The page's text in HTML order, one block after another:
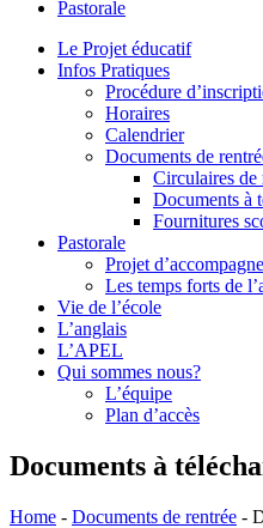
le
Pastorale
Le Projet éducatif
Infos Pratiques
Procédure
Horaires
Calendrier
Documents de
Circulaires de
Documents à
Fournitures
Pastorale
Projet
Les temps forts de
Vie de l’école
L’anglais
L’APEL
Qui sommes nous?
L’équipe
Plan d’accès
Documents à
Home - Documents de rentrée -